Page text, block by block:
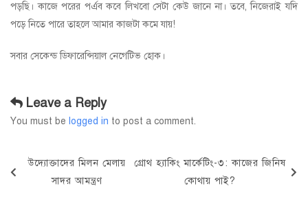
পড়ছি। কাজে পরের পর্এব কবে লিখবো সেটা কেউ জানে না। তবে, নিজেরাই যদি
পড়ে নিতে পারে তাহলে আমার কাজটা কমে যায়!
সবার সেকেন্ড ডিফারেন্সিয়াল নেগেটিভ হোক।
Leave a Reply
You must be logged in to post a comment.
Post
navigation
Previous
Post
উদ্যোক্তাদের মিলন মেলায়
সাদর আমন্ত্রণ
Next
গ্রোথ হ্যাকিং মার্কেটিং-৩: কাজের জিনিষ
কোথায় পাই?